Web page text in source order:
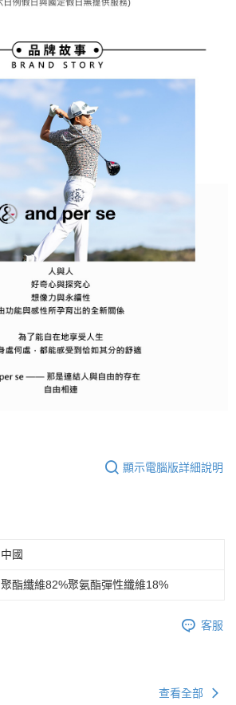
顯示電腦版詳細說明
中國
聚酯纖維82%聚氨酯彈性纖維18%
客服
查看全部